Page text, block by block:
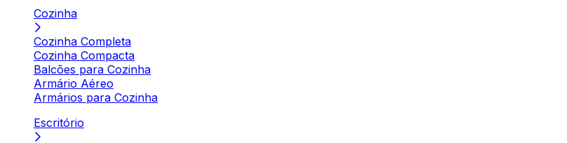
Cozinha
Cozinha Completa
Cozinha Compacta
Balcões para Cozinha
Armário Aéreo
Armários para Cozinha
Escritório